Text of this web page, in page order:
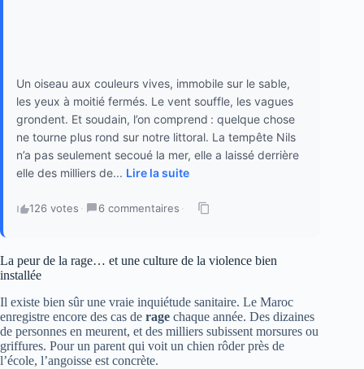
Un oiseau aux couleurs vives, immobile sur le sable,
les yeux à moitié fermés. Le vent souffle, les vagues
grondent. Et soudain, l’on comprend : quelque chose
ne tourne plus rond sur notre littoral. La tempête Nils
n’a pas seulement secoué la mer, elle a laissé derrière
elle des milliers de... Lire la suite
126 votes · 6 commentaires ·
La peur de la rage… et une culture de la violence bien
installée
Il existe bien sûr une vraie inquiétude sanitaire. Le Maroc
enregistre encore des cas de rage chaque année. Des dizaines
de personnes en meurent, et des milliers subissent morsures ou
griffures. Pour un parent qui voit un chien rôder près de
l’école, l’angoisse est concrète.